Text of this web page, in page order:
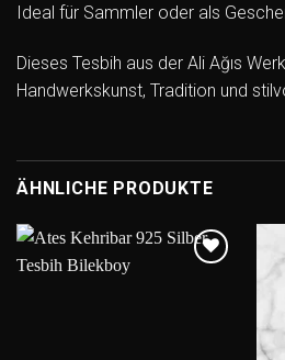
Ideal für Sammler oder als
Dieses Tesbih aus der Ali Ağıs
Handwerkskunst, Tradition und
ÄHNLICHE PRODUKTE